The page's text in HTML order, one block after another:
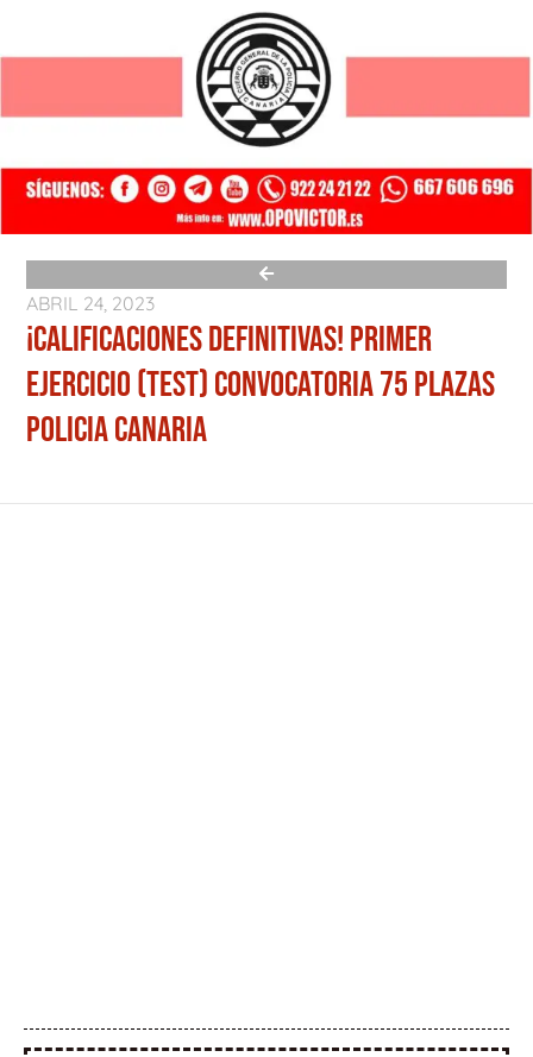
ABRIL 24, 2023
¡CALIFICACIONES DEFINITIVAS! PRIMER
EJERCICIO (TEST) CONVOCATORIA 75 PLAZAS
POLICIA CANARIA